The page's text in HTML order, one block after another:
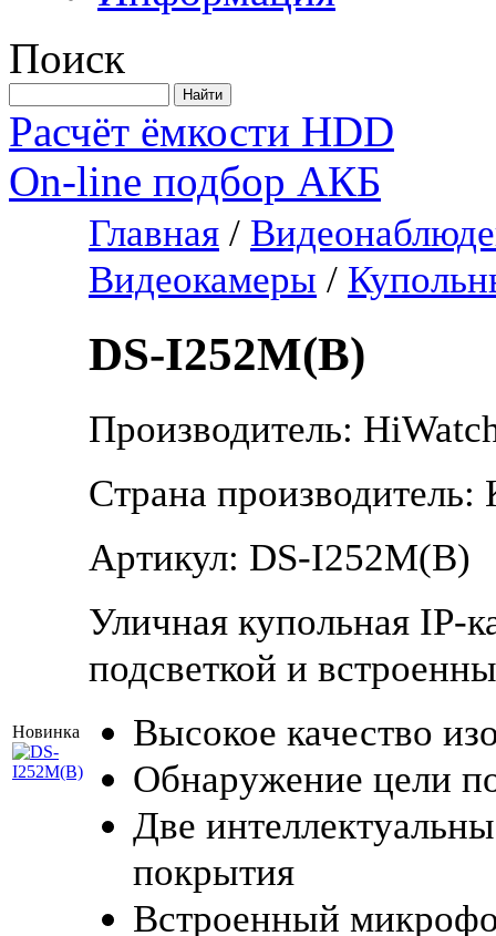
Поиск
Расчёт ёмкости HDD
On-line подбор АКБ
Новинка
Главная /
Видеокамеры /
DS-I252M(B)
Производитель:
Страна производитель:
Артикул: DS-I252M(B)
Уличная купольная IP-
подсветкой и
Высокое качество
Обнаружение цели
Две
покрытия
Встроенный